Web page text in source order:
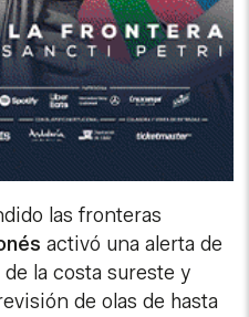
las fronteras
activó una alerta de
la costa sureste y
de olas de hasta